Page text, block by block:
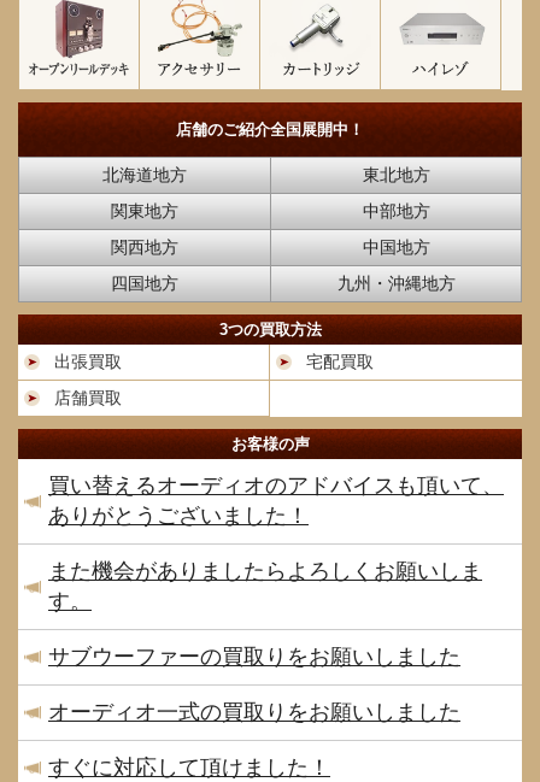
店舗のご紹介全国展開中！
北海道地方
東北地方
関東地方
中部地方
関西地方
中国地方
四国地方
九州・沖縄地方
3つの買取方法
出張買取
宅配買取
店舗買取
お客様の声
買い替えるオーディオのアドバイスも頂いて、
ありがとうございました！
また機会がありましたらよろしくお願いしま
す。
サブウーファーの買取りをお願いしました
オーディオ一式の買取りをお願いしました
すぐに対応して頂けました！